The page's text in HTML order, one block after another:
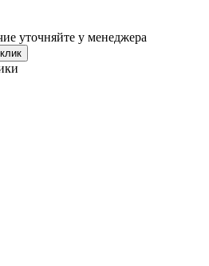
уточняйте у менеджера